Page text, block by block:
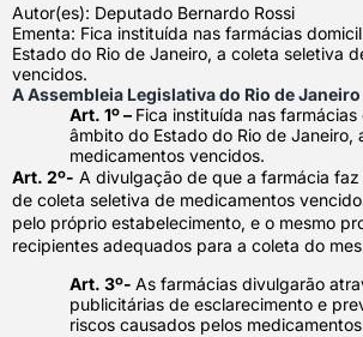
Autor(es): Deputado Bernardo Rossi
Ementa: Fica instituída nas farmácias
Estado do Rio de Janeiro, a coleta seletiva
vencidos.
A Assembleia Legislativa do Rio de
Art. 1º – Fica instituída nas
âmbito do Estado do Rio de Janeiro,
medicamentos vencidos.
Art. 2º- A divulgação de que a farmácia
de coleta seletiva de medicamentos
pelo próprio estabelecimento, e o mesmo
recipientes adequados para a coleta do
Art. 3º- As farmácias divulgarão
publicitárias de esclarecimento e
riscos causados pelos